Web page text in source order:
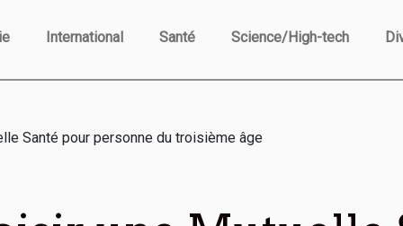
International Santé Science/High-tech
Santé pour personne du troisième âge